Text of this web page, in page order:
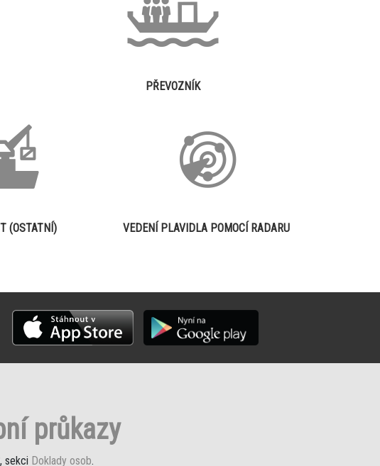
PŘEVOZNÍK
(OSTATNÍ) VEDENÍ PLAVIDLA POMOCÍ RADARU
průkazy
, sekci Doklady osob.